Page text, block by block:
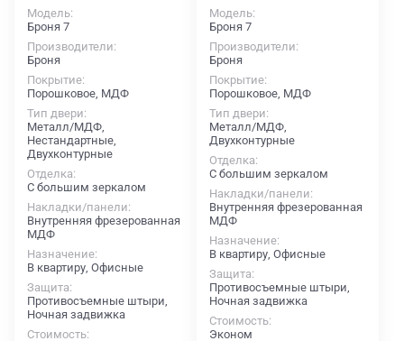
Модель
Броня 7
Производители
Броня
Покрытие
Порошковое, МДФ
Тип двери
Металл/МДФ,
Нестандартные,
Двухконтурные
Отделка
С большим зеркалом
Накладки/панели
Внутренняя фрезерованная
МДФ
Назначение
В квартиру, Офисные
Защита
Противосъемные штыри,
Ночная задвижка
Стоимость
Модель
Броня 7
Производители
Броня
Покрытие
Порошковое, МДФ
Тип двери
Металл/МДФ,
Двухконтурные
Отделка
С большим зеркалом
Накладки/панели
Внутренняя фрезерованная
МДФ
Назначение
В квартиру, Офисные
Защита
Противосъемные штыри,
Ночная задвижка
Стоимость
Эконом